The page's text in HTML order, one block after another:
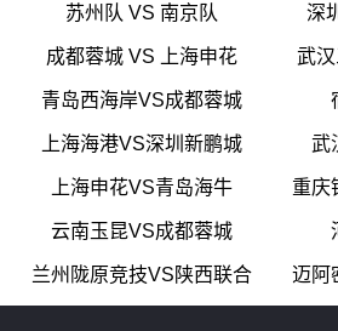
苏州队 VS 南京队 深
成都蓉城 VS 上海申花 武
青岛西海岸VS成都蓉城
上海海港VS深圳新鹏城 武
上海申花VS青岛海牛 重庆
云南玉昆VS成都蓉城
兰州陇原竞技VS陕西联合 迈阿